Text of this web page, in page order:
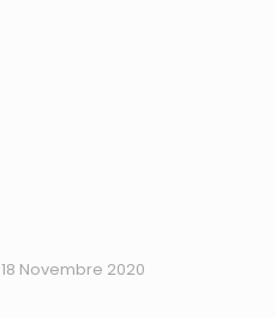
18 Novembre 2020